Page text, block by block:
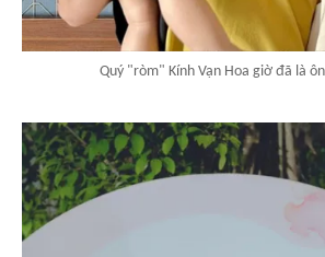
Quý "ròm" Kính Vạn Hoa giờ đã là